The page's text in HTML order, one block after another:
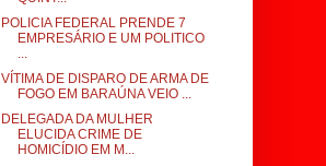
POLICIA FEDERAL PRENDE 7
EMPRESÁRIO E UM POLITICO
...
VÍTIMA DE DISPARO DE ARMA DE
FOGO EM BARAÚNA VEIO ...
DELEGADA DA MULHER
ELUCIDA CRIME DE
HOMICÍDIO EM M...